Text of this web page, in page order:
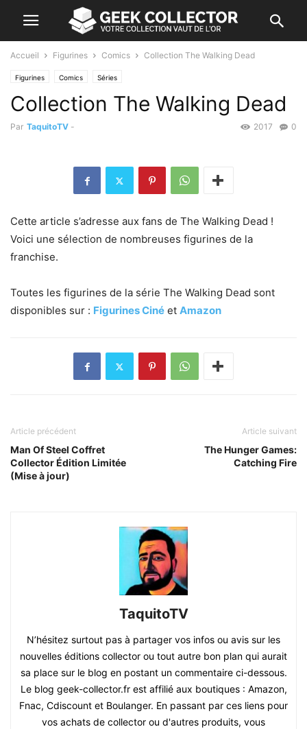
Accueil Figurines Comics Collection The Walking Dead
Figurines Comics Séries
Collection The Walking Dead
Par TaquitoTV - 0
2017
Cette article s’adresse aux fans de The Walking Dead !
Voici une sélection de nombreuses figurines de la
franchise.
Toutes les figurines de la série The Walking Dead sont
disponibles sur : Figurines Ciné et Amazon
Article précédent
Man Of Steel Coffret
Collector Édition Limitée
(Mise à jour)
Article suivant
The Hunger Games:
Catching Fire
TaquitoTV
N’hésitez surtout pas à partager vos infos ou avis sur les
nouvelles éditions collector ou tout autre bon plan qui aurait
sa place sur le blog en postant un commentaire ci-dessous.
Le blog geek-collector.fr est affilié aux boutiques : Amazon,
Fnac, Cdiscount et Boulanger. En passant par ces liens pour
vos achats de collector ou d'autres produits, vous